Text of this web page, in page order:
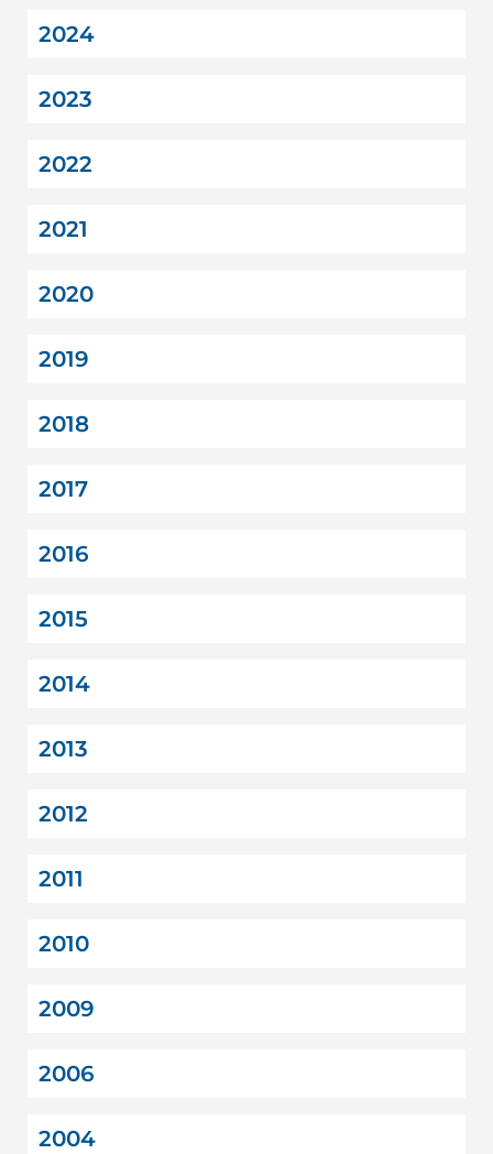
2024
2023
2022
2021
2020
2019
2018
2017
2016
2015
2014
2013
2012
2011
2010
2009
2006
2004